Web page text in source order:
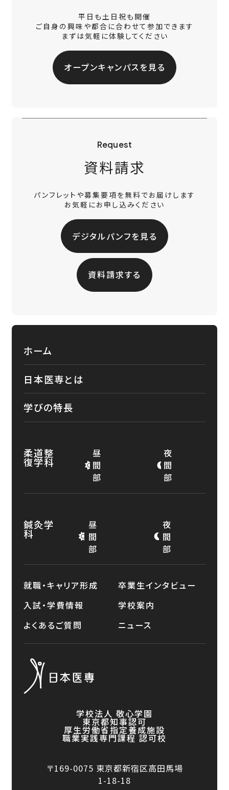
平日も土日祝も開催
ご自身の興味や都合に合わせて参加できます
まずは気軽に体験してください
オープンキャンパスを見る
Request
資料請求
パンフレットや募集要項を無料でお届けします
お気軽にお申し込みください
デジタルパンフを見る
資料請求する
学校法人 敬心学園
東京都知事認可
厚生労働省指定養成施設
職業実践専門課程 認可校
〒169-0075 東京都新宿区高田馬場
1-18-18
ホーム
日本医専とは
学びの特長
柔道整
復学科
昼
間
部
夜
間
部
鍼灸学
科
昼
間
部
夜
間
部
就職・キャリア形成
卒業生インタビュー
入試・学費情報
学校案内
よくあるご質問
ニュース